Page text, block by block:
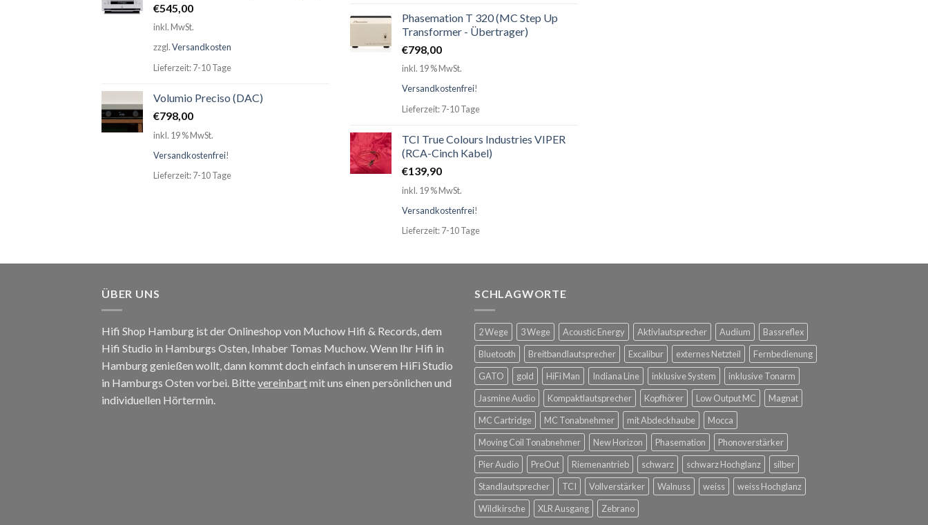
€545,00
inkl. MwSt.
zzgl.Versandkosten
Lieferzeit: 7-10 Tage
Volumio Preciso (DAC)
€798,00
inkl. 19 % MwSt.
Versandkostenfrei!
Lieferzeit: 7-10 Tage
Phasemation T 320 (MC Step Up
Transformer - Übertrager)
€798,00
inkl. 19 % MwSt.
Versandkostenfrei!
Lieferzeit: 7-10 Tage
TCI True Colours Industries VIPER
(RCA-Cinch Kabel)
€139,90
inkl. 19 % MwSt.
Versandkostenfrei!
Lieferzeit: 7-10 Tage
ÜBER UNS
Hifi Shop Hamburg ist der Onlineshop von Muchow Hifi & Records, dem
Hifi Studio in Hamburgs Osten, Inhaber Tomas Muchow. Wenn Ihr Hifi in
Hamburg genießen wollt, dann kommt doch einfach in unserem HiFi Studio
in Hamburgs Osten vorbei. Bittevereinbartmit uns einen persönlichen und
individuellen Hörtermin.
SCHLAGWORTE
2 Wege 3 Wege Acoustic Energy Aktivlautsprecher Audium
Bassreflex
Bluetooth
Breitbandlautsprecher Excalibur externes Netzteil
Fernbedienung
GATO
gold HiFi Man Indiana Line inklusive System
inklusive Tonarm
Jasmine Audio
Kompaktlautsprecher Kopfhörer Low Output MC
Magnat
MC Cartridge
MC Tonabnehmer mit Abdeckhaube
Mocca
Moving Coil Tonabnehmer
New Horizon Phasemation
Phonoverstärker
Pier Audio
PreOut Riemenantrieb schwarz schwarz Hochglanz
silber
Standlautsprecher
TCI Vollverstärker Walnuss weiss
weiss Hochglanz
Wildkirsche
XLR Ausgang Zebrano